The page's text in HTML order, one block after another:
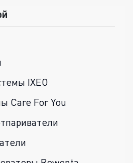
IXEO
Care For You